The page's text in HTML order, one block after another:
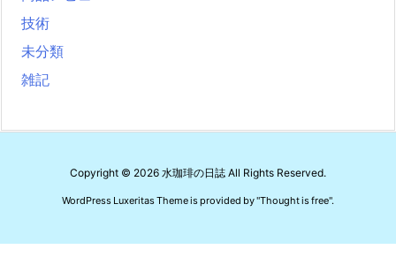
技術
未分類
雑記
Copyright © 2026 水珈琲の日誌 All Rights Reserved.
WordPress Luxeritas Theme is provided by "Thought is free".